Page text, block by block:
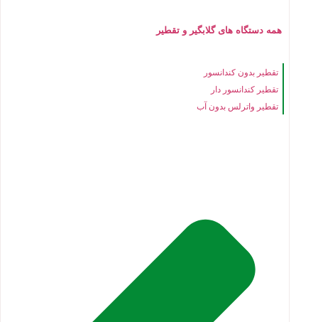
همه دستگاه های گلابگیر و تقطیر
تقطیر بدون کندانسور
تقطیر کندانسور دار
تقطیر واترلس بدون آب